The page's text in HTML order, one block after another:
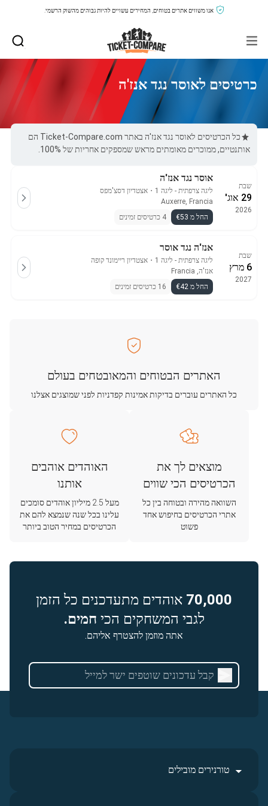
אנו משווים אתרים בטוחים, המחירים עשויים להיות גבוהים מהשוק הרשמי.
כרטיסים לאוסר נגד אנז'ה
כל הכרטיסים לאוסר נגד אנז'ה באתר Ticket-Compare.com הם
אותנטיים, ממוכרים מאומתים מראש שמספקים אחריות של 100%.
שבת
29 אוג'
2026
אוסר נגד אנז'ה
ליגה צרפתית - ליגה 1 ・ אצטדיון דסצ'מפס
Auxerre, Francia
החל מ €53
4 כרטיסים זמינים
שבת
6 מרץ
2027
אנז'ה נגד אוסר
ליגה צרפתית - ליגה 1 ・ אצטדיון ריימונד קופה
אנז'ה, Francia
החל מ €42
16 כרטיסים זמינים
האתרים הבטוחים והמאובטחים בעולם
כל האתרים עוברים בדיקות אמינות קפדניות לפני שמוצגים אצלנו
מוצאים לך את
הכרטיסים הכי שווים
השוואה מהירה ובטוחה בין כל
אתרי הכרטיסים בחיפוש אחד
פשוט
האוהדים אוהבים
אותנו
מעל 2.5 מיליון אוהדים סומכים
עלינו בכל שנה שנמצא להם את
הכרטיסים במחיר הטוב ביותר
70,000 אוהדים מתעדכנים כל הזמן
לגבי המשחקים הכי חמים.
אתה מוזמן להצטרף אליהם.
טורנירים מובילים